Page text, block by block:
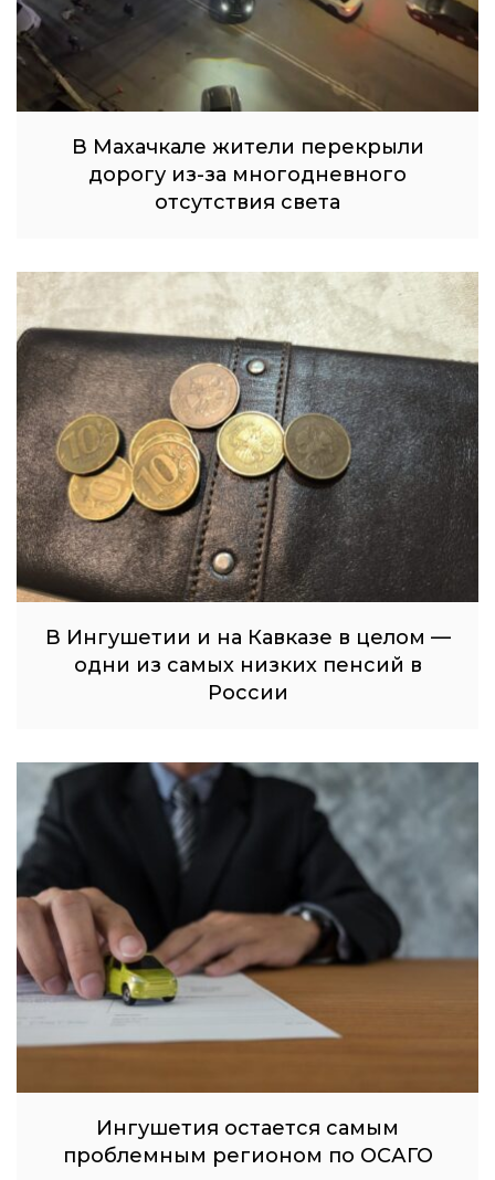
В Махачкале жители перекрыли
дорогу из-за многодневного
отсутствия света
В Ингушетии и на Кавказе в целом —
одни из самых низких пенсий в
России
Ингушетия остается самым
проблемным регионом по ОСАГО